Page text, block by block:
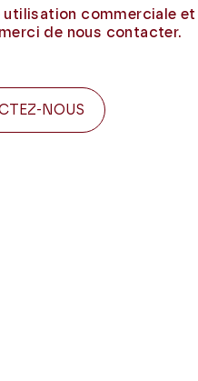
utilisation commerciale
de nous contacter.
NOUS